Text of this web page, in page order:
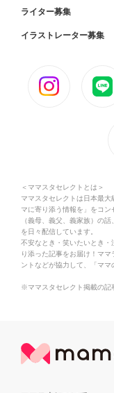
ライター募集
イラストレーター募集
＜ママスタセレクトとは＞
ママスタセレクトは日本最
マに寄り添う情報を」をコ
（義母、義父、義家族）の
を日々配信しています。
不安なとき・笑いたいとき
り添った記事をお届け！マ
ントなどが協力して、「ママ
※ママスタセレクト掲載の記